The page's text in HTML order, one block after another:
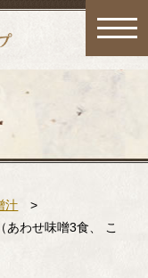
toggle
汁
>
あわせ味噌3食、 こ